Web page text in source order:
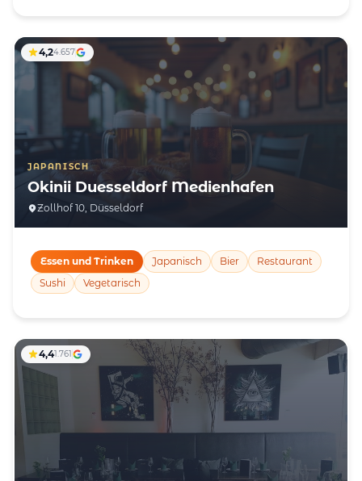
JAPANISCH
Okinii Duesseldorf Medienhafen
Zollhof 10, Düsseldorf
4,24.657
Essen und Trinken Japanisch Bier
Restaurant
Sushi
Vegetarisch
4,41.761